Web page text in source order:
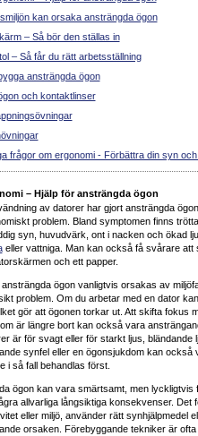
kan orsaka ansträngda ögon
– Så bör den ställas in
– Så får du rätt arbetsställning
ansträngda ögon
och kontaktlinser
frågor om ergonomi - Förbättra din syn
– Hjälp för ansträngda ögon
av datorer har gjort ansträngda
problem. Bland symptomen finns
syn, huvudvärk, ont i nacken och ökad
eller vattniga. Man kan också få svårare att
och ett papper.
ansträngda ögon vanligtvis orsakas av
problem. Om du arbetar med en dator
gör att ögonen torkar ut. Att skifta fokus
är längre bort kan också vara
är för svagt eller för starkt ljus, bländande
synfel eller en ögonsjukdom kan också
i så fall behandlas först.
ögon kan vara smärtsamt, men lyckligtvis
allvarliga långsiktiga konsekvenser. Det
eller miljö, använder rätt synhjälpmedel
orsaken. Förebyggande tekniker är